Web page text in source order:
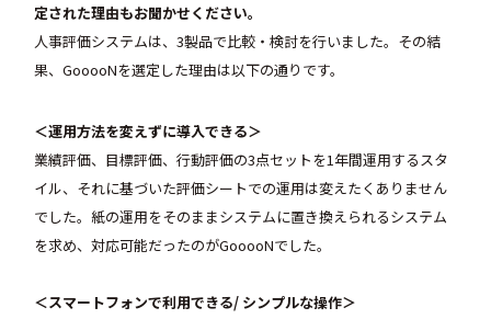
定された理由もお聞かせください。
人事評価システムは、3製品で比較・検討を行いました。その結
果、GooooNを選定した理由は以下の通りです。
＜運用方法を変えずに導入できる＞
業績評価、目標評価、行動評価の3点セットを1年間運用するスタ
イル、それに基づいた評価シートでの運用は変えたくありません
でした。紙の運用をそのままシステムに置き換えられるシステム
を求め、対応可能だったのがGooooNでした。
＜スマートフォンで利用できる/ シンプルな操作＞